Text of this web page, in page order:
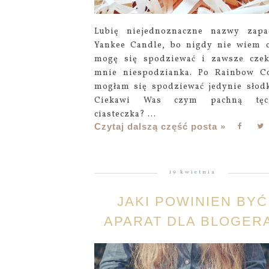
Lubię niejednoznaczne nazwy
Yankee Candle, bo nigdy nie wiem
mogę się spodziewać i zawsze
mnie niespodzianka. Po Rainbow
mogłam się spodziewać jedynie
Ciekawi Was czym pachną
ciasteczka? ...
Czytaj dalszą część posta »
19 kwietnia
JAKI POWINIEN BYĆ
APARAT DLA